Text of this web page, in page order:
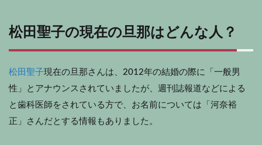
松田聖子の現在の旦那はどんな人？
松田聖子現在の旦那さんは、2012年の結婚の際に「一般男
性」とアナウンスされていましたが、週刊誌報道などによる
と歯科医師をされている方で、お名前については「河奈裕
正」さんだとする情報もありました。